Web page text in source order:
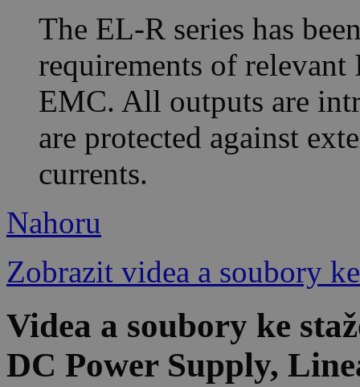
The EL-R series has
requirements of relevant
EMC. All outputs are
are protected against
currents.
Nahoru
Zobrazit videa a soubory
Videa a soubory ke
DC Power Supply,